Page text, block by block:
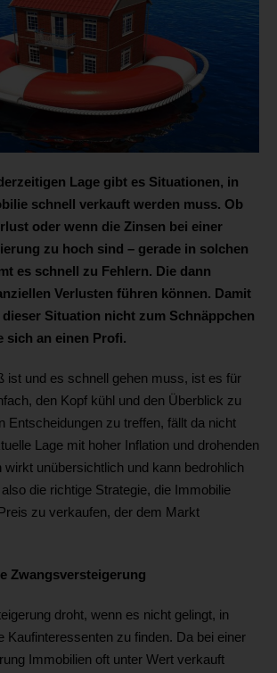
Lage gibt es Situationen, in
schnell verkauft werden muss. Ob
oder wenn die Zinsen bei einer
zu hoch sind – gerade in solchen
es schnell zu Fehlern. Die dann
Verlusten führen können. Damit
Situation nicht zum Schnäppchen
sich an einen Profi.
ist und es schnell gehen muss, ist es für
den Kopf kühl und den Überblick zu
Entscheidungen zu treffen, fällt da nicht
Lage mit hoher Inflation und drohenden
wirkt unübersichtlich und kann bedrohlich
die richtige Strategie, die Immobilie
zu verkaufen, der dem Markt
Zwangsversteigerung
droht, wenn es nicht gelingt, in
Kaufinteressenten zu finden. Da bei einer
Immobilien oft unter Wert verkauft